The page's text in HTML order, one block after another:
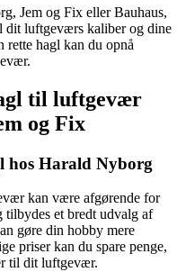
Jem og Fix eller Bauhaus,
dit luftgeværs kaliber og dine
hagl kan du opnå
til luftgevær
og Fix
hos Harald Nyborg
kan være afgørende for
et bredt udvalg af
gøre din hobby mere
priser kan du spare penge,
til dit luftgevær.